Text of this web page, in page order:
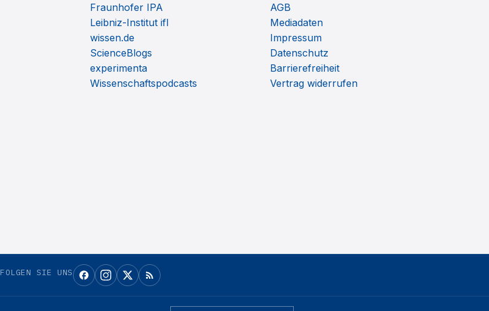
Fraunhofer IPA
Leibniz-Institut ifl
wissen.de
ScienceBlogs
experimenta
Wissenschaftspodcasts
AGB
Mediadaten
Impressum
Datenschutz
Barrierefreiheit
Vertrag widerrufen
FOLGEN SIE UNS